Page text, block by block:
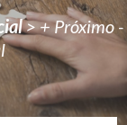
>+ Próximo -